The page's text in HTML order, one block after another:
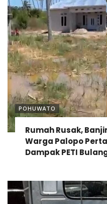
POHUWATO
Rumah Rusak,
Warga Palopo
Dampak PETI